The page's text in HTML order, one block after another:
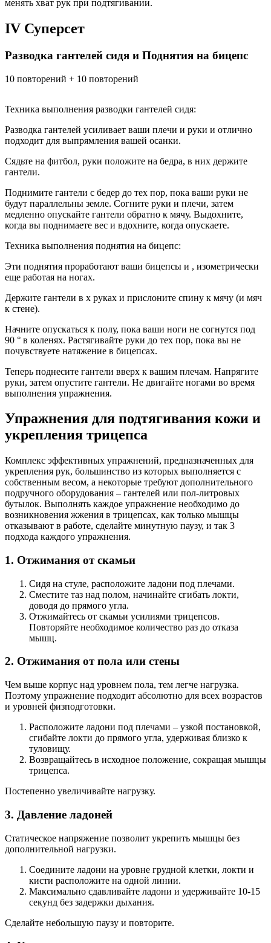
менять хват рук при подтягивании.
IV Суперсет
Разводка гантелей сидя и Поднятия на бицепс
10 повторений + 10 повторений
Техника выполнения разводки гантелей сидя:
Разводка гантелей усиливает ваши плечи и руки и отлично
подходит для выпрямления вашей осанки.
Сядьте на фитбол, руки положите на бедра, в них держите
гантели.
Поднимите гантели с бедер до тех пор, пока ваши руки не
будут параллельны земле. Согните руки и плечи, затем
медленно опускайте гантели обратно к мячу. Выдохните,
когда вы поднимаете вес и вдохните, когда опускаете.
Техника выполнения поднятия на бицепс:
Эти поднятия проработают ваши бицепсы и , изометрически
еще работая на ногах.
Держите гантели в х руках и прислоните спину к мячу (и мяч
к стене).
Начните опускаться к полу, пока ваши ноги не согнутся под
90 ° в коленях. Растягивайте руки до тех пор, пока вы не
почувствуете натяжение в бицепсах.
Теперь поднесите гантели вверх к вашим плечам. Напрягите
руки, затем опустите гантели. Не двигайте ногами во время
выполнения упражнения.
Упражнения для подтягивания кожи и
укрепления трицепса
Комплекс эффективных упражнений, предназначенных для
укрепления рук, большинство из которых выполняется с
собственным весом, а некоторые требуют дополнительного
подручного оборудования – гантелей или пол-литровых
бутылок. Выполнять каждое упражнение необходимо до
возникновения жжения в трицепсах, как только мышцы
отказывают в работе, сделайте минутную паузу, и так 3
подхода каждого упражнения.
1. Отжимания от скамьи
Сидя на стуле, расположите ладони под плечами.
Сместите таз над полом, начинайте сгибать локти,
доводя до прямого угла.
Отжимайтесь от скамьи усилиями трицепсов.
Повторяйте необходимое количество раз до отказа
мышц.
2. Отжимания от пола или стены
Чем выше корпус над уровнем пола, тем легче нагрузка.
Поэтому упражнение подходит абсолютно для всех возрастов
и уровней физподготовки.
Расположите ладони под плечами – узкой постановкой,
сгибайте локти до прямого угла, удерживая близко к
туловищу.
Возвращайтесь в исходное положение, сокращая мышцы
трицепса.
Постепенно увеличивайте нагрузку.
3. Давление ладоней
Статическое напряжение позволит укрепить мышцы без
дополнительной нагрузки.
Соедините ладони на уровне грудной клетки, локти и
кисти расположите на одной линии.
Максимально сдавливайте ладони и удерживайте 10-15
секунд без задержки дыхания.
Сделайте небольшую паузу и повторите.